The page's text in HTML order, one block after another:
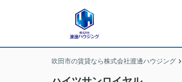
吹田市の賃貸なら株式会社渡邊ハウジング